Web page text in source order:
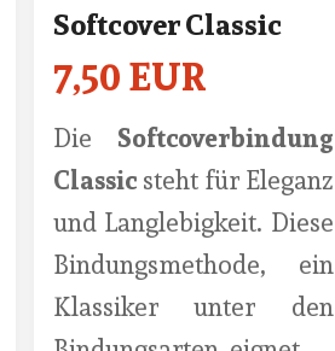
Softcover Classic
7,50 EUR
Die Softcoverbindung
Classicsteht für Eleganz
und Langlebigkeit. Diese
Bindungsmethode, ein
Klassiker unter den